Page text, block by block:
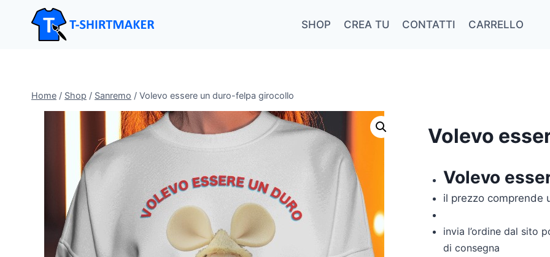
contenuto
SHOP CREA TU CONTATTI CARRELLO
Home / Shop / Sanremo / Volevo essere un duro-felpa girocollo
Volevo
Volevo
il prezzo comprende
invia l’ordine dal sito
di consegna